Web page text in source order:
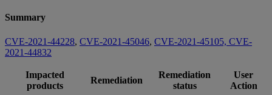
Summary
CVE-2021-44228, CVE-2021-45046, CVE-2021-45105, CVE-
2021-44832
Impacted
products
Remediation
Remediation
status
User
Action